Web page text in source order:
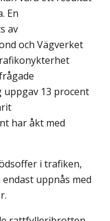
En
av
och Vägverket
uppgav 13 procent
har åkt med
i trafiken,
uppnås med